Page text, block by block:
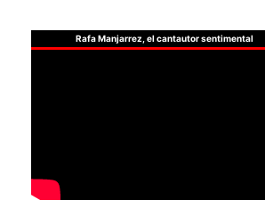
Rafa Manjarrez, el cantautor sentimental